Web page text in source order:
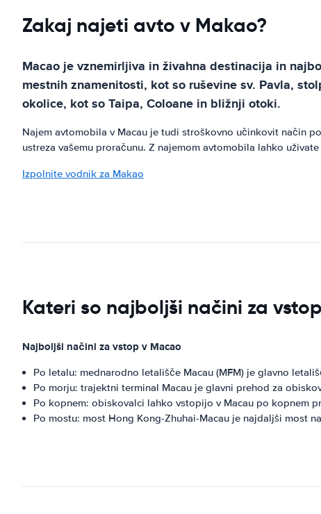
Zakaj najeti avto v Makao?
Macao je vznemirljiva in živahna destinacija in
mestnih znamenitosti, kot so ruševine sv. Pavla,
okolice, kot so Taipa, Coloane in bližnji otoki.
Najem avtomobila v Macau je tudi stroškovno učinkovit način
ustreza vašemu proračunu. Z najemom avtomobila lahko
Izpolnite vodnik za Makao
Kateri so najboljši načini za
Najboljši načini za vstop v Macao
Po letalu: mednarodno letališče Macau (MFM) je glavno
Po morju: trajektni terminal Macau je glavni prehod za
Po kopnem: obiskovalci lahko vstopijo v Macau po kopnem
Po mostu: most Hong Kong-Zhuhai-Macau je najdaljši most